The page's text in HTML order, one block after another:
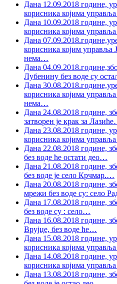
Дана 12.09.2018 године,
корисника којима
Дана 10.09.2018 године,
корисника којима
Дана
корисника којим
нема…
Дана
Лубенину без воде су
Дана
корисника којима
нема…
Дана 24.08.2018 године,
затворен је крак за Лазиће
Дана 23.08.2018 године,
корисника којима
Дана 22.08.2018 године,
без воде ће остати део…
Дана 21.08.2018 године,
без воде је село Крчмар.…
Дана 20.08.2018 године,
мрежи без воде су: село
Дана 17.08.2018 године,
без воде су : село…
Дана 16.08.2018 године,
Врујце, без воде ће…
Дана 15.08.2018 године,
корисника којима
Дана 14.08.2018 године,
корисника којима
Дана 13.08.2018 године,